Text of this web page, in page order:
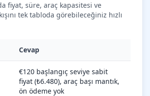
fiyat, süre, araç kapasitesi ve
tek tabloda görebileceğiniz hızlı
Cevap
€120 başlangıç seviye sabit
fiyat (₺6.480), araç başı mantık,
ön ödeme yok